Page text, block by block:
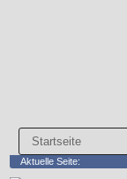
Aktuelle Seite: